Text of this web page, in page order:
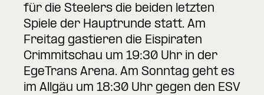
für die Steelers die beiden letzten
Spiele der Hauptrunde statt. Am
Freitag gastieren die Eispiraten
Crimmitschau um 19:30 Uhr in der
EgeTrans Arena. Am Sonntag geht es
im Allgäu um 18:30 Uhr gegen den ESV